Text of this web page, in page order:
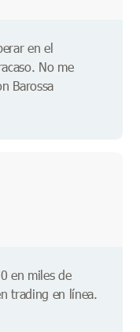
en el
No me
Barossa
en miles de
trading en línea.